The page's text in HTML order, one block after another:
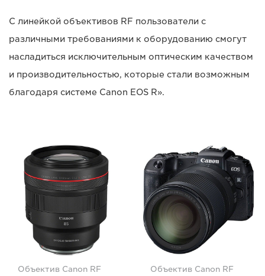
С линейкой объективов RF пользователи с
различными требованиями к оборудованию смогут
насладиться исключительным оптическим качеством
и производительностью, которые стали возможным
благодаря системе Canon EOS R».
Объектив Canon RF
Объектив Canon RF